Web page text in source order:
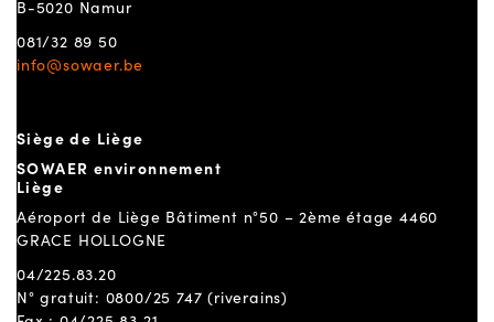
B-5020 Namur
081/32 89 50
info@sowaer.be
Siège de Liège
SOWAER environnement
Liège
Aéroport de Liège Bâtiment n°50 – 2ème étage 4460
GRACE HOLLOGNE
04/225.83.20
N° gratuit: 0800/25 747 (riverains)